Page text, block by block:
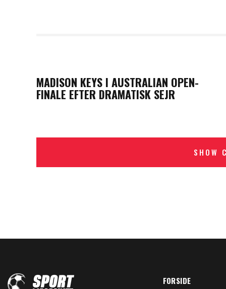
MADISON KEYS I AUSTRALIAN OPEN-
FINALE EFTER DRAMATISK SEJR
SHOW
FORSIDE